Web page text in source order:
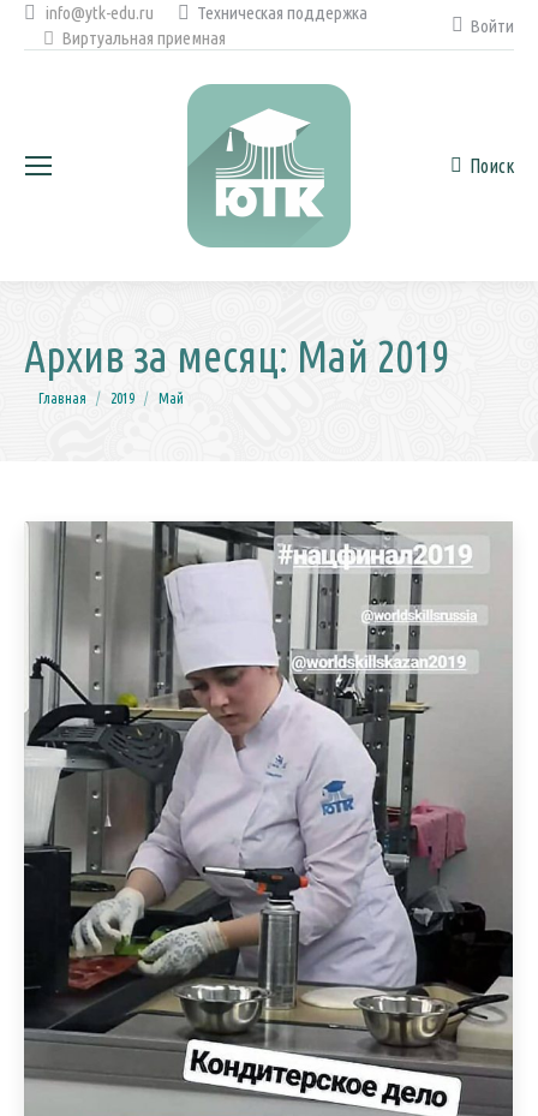
info@ytk-edu.ru
Техническая поддержка
Виртуальная приемная
Войти
Поиск:
Поиск
Архив за месяц: Май 2019
Вы здесь:
Главная 2019 Май